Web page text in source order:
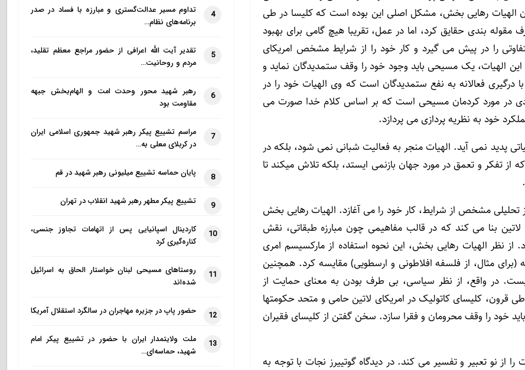
الهیات رهایی بخش، مشکل اصلی این بوده است که کلیسا در طی
بندی حقایق کرد، اما در عمل، تقریبا هیچ گامی برای بهبود
را در پیش می گیرد و کار خود را از شرایط مشخص امریکای
الهیات، یک مسیحی باید وجود خود را وقف ستمدیدگان نماید و
درگیری فعالانه به نفع ستمدیدگان است که وی الهیات خود را در
در مورد کردمان مسیحی است که بر اساس کلام خدا صورت می
خود به نظریه پردازی می پردازد.
پدید نمی آید. الهیات منجر به فعالیت شبانی نمی شود، بلکه در
از تفکر و تعمق در مورد جهان بازنمی ایستد، بلکه تلاش میکند تا
مشخص از شرایط، کار خود را می آغازد. الهیات رهایی بخش
بنا می کند که در قالب مفاهیمی چون مبارزه طبقاتی، نقش
از نظر الهیات رهایی بخش، این نحوه استفاده از مارکسیسم امری
مثال، از فلسفه افلاطونی و ارسطویی) مقایسه کرد. همچنین
در واقع، از نظر سیاسی، بی طرف بودن به معنای حمایت از
کلیسای کاتولیک در امریکای لاتین حامی و متحد حکومتها
خود را وقف محرومان و فقرا سازد. سخن گفتن از کلیسای فقیران
از نو تعبیر و تفسیر می کند. در دیدگاه گوتییرز نجات با توجه به
4
تداوم مسیر عدالت‌گستری و مبارزه با فساد در صدر
برنامه‌های نظام…
5
تقدیر آیت الله اعرافی از حضور مراجع معظم تقلید،
مردم و روحانیت…
6
رهبر شهید محور وحدت امت و الهام‌بخش جبهه
مقاومت بود
7
مراسم تشییع پیکر رهبر شهید جمهوری اسلامی ایران
در کربلای معلی به…
8 پایان حماسه تشییع میلیونی رهبر شهید در قم
9 تشییع پیکر مطهر رهبر شهید انقلاب در تهران
10
کاردینال اسپانیایی پس از اتهامات تجاوز جنسی،
کناره‌گیری کرد
11
روستاهای مسیحی لبنان خواستار الحاق به اسرائیل
شده‌اند
12 حضور پاپ در جزیره مهاجران در سالگرد استقلال آمریکا
13
ملت ولایتمدار ایران با حضور در تشییع پیکر امام
شهید، حماسه‌ای…